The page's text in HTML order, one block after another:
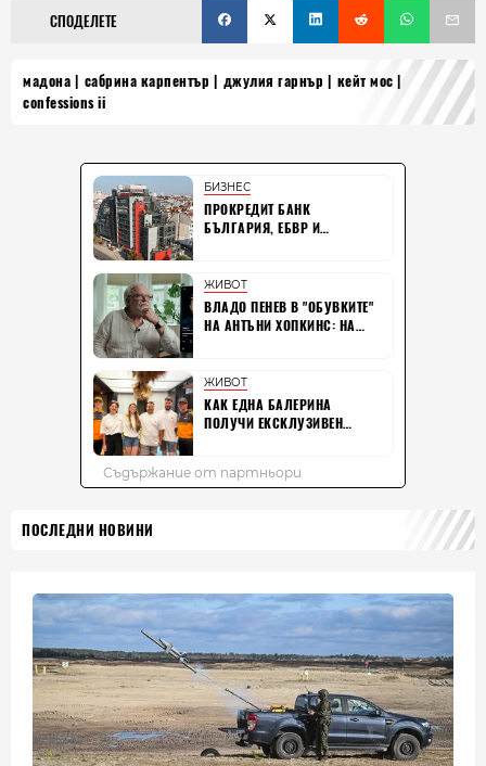
СПОДЕЛЕТЕ
мадона сабрина карпентър джулия гарнър
кейт мос
confessions ii
ПОСЛЕДНИ НОВИНИ